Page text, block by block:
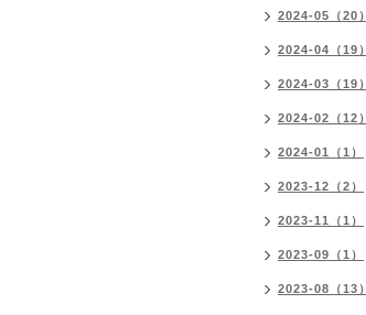
2024-05（20）
2024-04（19）
2024-03（19）
2024-02（12）
2024-01（1）
2023-12（2）
2023-11（1）
2023-09（1）
2023-08（13）